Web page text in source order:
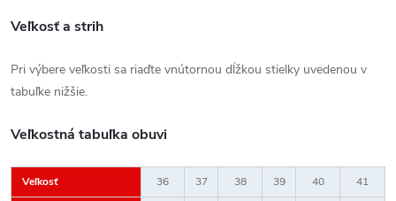
Veľkosť a strih
Pri výbere veľkosti sa riaďte vnútornou dĺžkou stielky uvedenou v
tabuľke nižšie.
Veľkostná tabuľka obuvi
Veľkosť 36 37 38 39 40 41